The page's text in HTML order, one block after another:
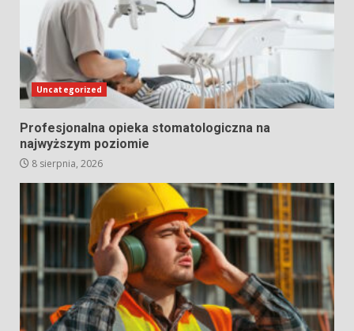
Uncategorized
Profesjonalna opieka stomatologiczna na
najwyższym poziomie
8 sierpnia, 2026